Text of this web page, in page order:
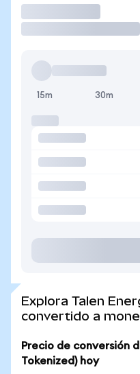
15m 30m
Explora Talen
convertido a
Precio de conversión
Tokenized) hoy